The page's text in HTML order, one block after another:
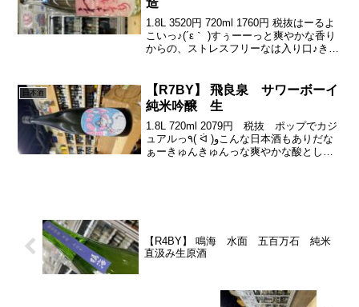
造
1.8L 3520円 720ml 1760円 税抜はーるよ
こいっ♪(´ε｀ )すぅーーっと爽やかな香り
からの、ストレスフリーなは入り口♪きょ
な苦渋がうましっ( ...
日本酒
【R7BY】 飛良泉 サワーボーイ
純米吟醸 生
1.8L 720ml 2079円 税抜 ポップでカジ
ュアルっ٩( ᐛ )وこんな日本酒もありだな
ぁーきゅんきゅんっな爽やかな酸としっ
【R4BY】 鳴海 水面 五百万石 純米
直汲み生原酒